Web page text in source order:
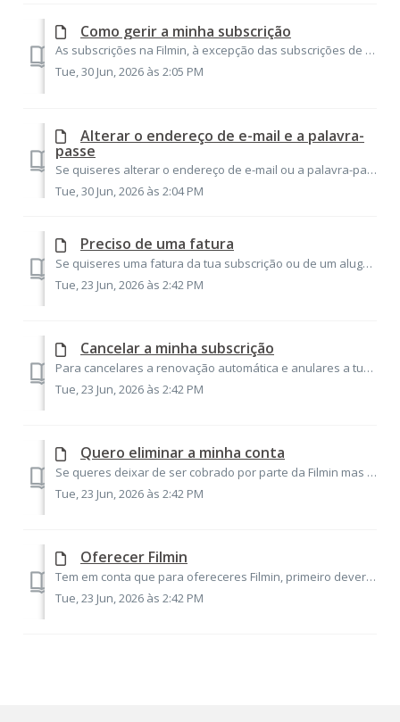
Como gerir a minha subscrição
As subscrições na Filmin, à excepção das subscrições de oferta, dispõem por defeito de renovação automática. Ou seja, ao terminar o período contratado, reno...
Tue, 30 Jun, 2026 às 2:05 PM
Alterar o endereço de e-mail e a palavra-
passe
Se quiseres alterar o endereço de e-mail ou a palavra-passe de acesso na plataforma, podes fazê-lo diretamente a partir da tua conta, depois de iniciares se...
Tue, 30 Jun, 2026 às 2:04 PM
Preciso de uma fatura
Se quiseres uma fatura da tua subscrição ou de um aluguer com os teus dados fiscais, escreve-nos através do formulário de contacto indicando o teu utilizado...
Tue, 23 Jun, 2026 às 2:42 PM
Cancelar a minha subscrição
Para cancelares a renovação automática e anulares a tua subscrição, deves seguir estes passos: 1. Aceder à secção Configuração através do navegador web...
Tue, 23 Jun, 2026 às 2:42 PM
Quero eliminar a minha conta
Se queres deixar de ser cobrado por parte da Filmin mas continuar a desfrutar da subscrição até ao seu término, deverás apenas Cancelar a renovação. No enta...
Tue, 23 Jun, 2026 às 2:42 PM
Oferecer Filmin
Tem em conta que para ofereceres Filmin, primeiro deverás registar-te na plataforma para poderes realizar a compra e fazer o seguimento do presente. Uma vez...
Tue, 23 Jun, 2026 às 2:42 PM